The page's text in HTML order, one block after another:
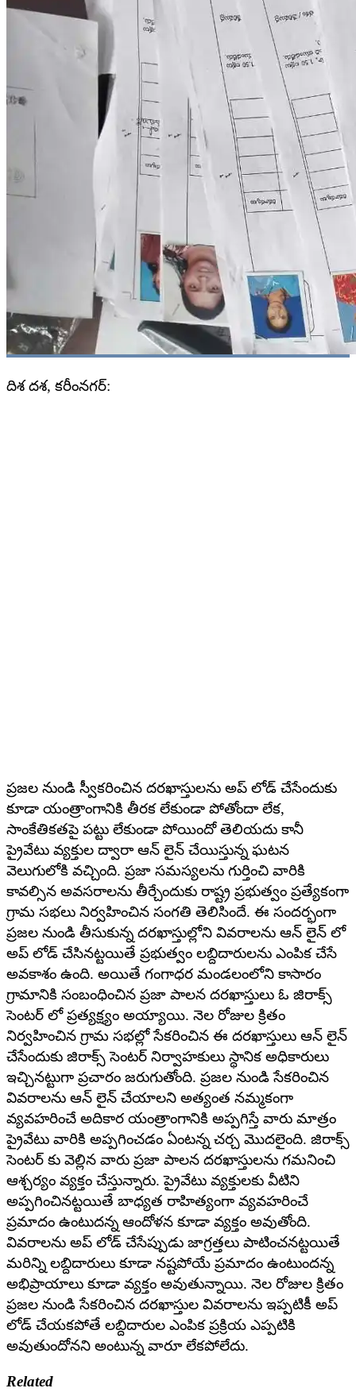
దిశ దశ, కరీంనగర్:
ప్రజల నుండి స్వీకరించిన దరఖాస్తులను అప్ లోడ్ చేసేందుకు
కూడా యంత్రాంగానికి తీరక లేకుండా పోతోందా లేక,
సాంకేతికతపై పట్టు లేకుండా పోయిందో తెలియదు కానీ
ప్రైవేటు వ్యక్తుల ద్వారా ఆన్ లైన్ చేయిస్తున్న ఘటన
వెలుగులోకి వచ్చింది. ప్రజా సమస్యలను గుర్తించి వారికి
కావల్సిన అవసరాలను తీర్చేందుకు రాష్ట్ర ప్రభుత్వం ప్రత్యేకంగా
గ్రామ సభలు నిర్వహించిన సంగతి తెలిసిందే. ఈ సందర్భంగా
ప్రజల నుండి తీసుకున్న దరఖాస్తుల్లోని వివరాలను ఆన్ లైన్ లో
అప్ లోడ్ చేసినట్టయితే ప్రభుత్వం లబ్దిదారులను ఎంపిక చేసే
అవకాశం ఉంది. అయితే గంగాధర మండలంలోని కాసారం
గ్రామానికి సంబంధించిన ప్రజా పాలన దరఖాస్తులు ఓ జిరాక్స్
సెంటర్ లో ప్రత్యక్ష్యం అయ్యాయి. నెల రోజుల క్రితం
నిర్వహించిన గ్రామ సభల్లో సేకరించిన ఈ దరఖాస్తులు ఆన్ లైన్
చేసేందుకు జిరాక్స్ సెంటర్ నిర్వాహకులు స్థానిక అధికారులు
ఇచ్చినట్టుగా ప్రచారం జరుగుతోంది. ప్రజల నుండి సేకరించిన
వివరాలను ఆన్ లైన్ చేయాలని అత్యంత నమ్మకంగా
వ్యవహరించే అదికార యంత్రాంగానికి అప్పగిస్తే వారు మాత్రం
ప్రైవేటు వారికి అప్పగించడం ఏంటన్న చర్చ మొదలైంది. జిరాక్స్
సెంటర్ కు వెల్లిన వారు ప్రజా పాలన దరఖాస్తులను గమనించి
ఆశ్చర్యం వ్యక్తం చేస్తున్నారు. ప్రైవేటు వ్యక్తులకు వీటిని
అప్పగించినట్టయితే బాధ్యత రాహిత్యంగా వ్యవహరించే
ప్రమాదం ఉంటుదన్న ఆందోళన కూడా వ్యక్తం అవుతోంది.
వివరాలను అప్ లోడ్ చేసేప్పుడు జాగ్రత్తలు పాటించనట్టయితే
మరిన్ని లబ్దిదారులు కూడా నష్టపోయే ప్రమాదం ఉంటుందన్న
అభిప్రాయాలు కూడా వ్యక్తం అవుతున్నాయి. నెల రోజుల క్రితం
ప్రజల నుండి సేకరించిన దరఖాస్తుల వివరాలను ఇప్పటికీ అప్
లోడ్ చేయకపోతే లబ్దిదారుల ఎంపిక ప్రక్రియ ఎప్పటికి
అవుతుందోనని అంటున్న వారూ లేకపోలేదు.
Related